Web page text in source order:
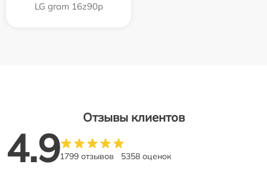
LG gram 16z90p
Отзывы клиентов
4.91799 отзывов 5358 оценок